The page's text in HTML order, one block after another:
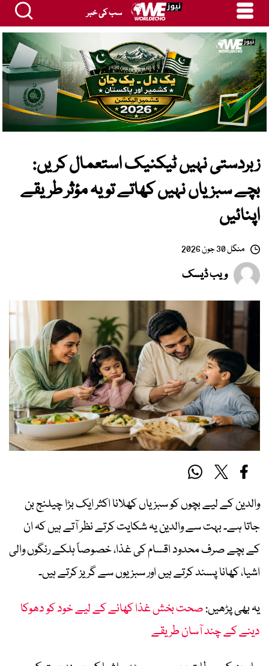
سب کی خبر
زبردستی نہیں ٹیکنیک استعمال کریں:
بچے سبزیاں نہیں کھاتے تو یہ مؤثر طریقے
اپنائیں
منگل 30 جون 2026
ویب ڈیسک
والدین کے لیے بچوں کو سبزیاں کھلانا اکثر ایک بڑا چیلنج بن
جاتا ہے۔ بہت سے والدین یہ شکایت کرتے نظر آتے ہیں کہ ان
کے بچے صرف محدود اقسام کی غذا، خصوصاً ہلکے رنگوں والی
اشیا، کھانا پسند کرتے ہیں اور سبزیوں سے گریز کرتے ہیں۔
یہ بھی پڑھیں:صحت بخش غذا کھانے کے لیے خود کو دھوکا
دینے کے چند آسان طریقے